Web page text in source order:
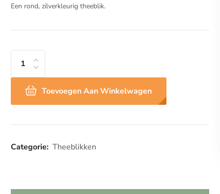
Een rond, zilverkleurig theeblik.
Categorie: Theeblikken
Toevoegen Aan Winkelwagen